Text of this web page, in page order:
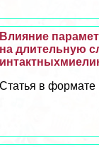
Влияние
на длительную
Статья в формате